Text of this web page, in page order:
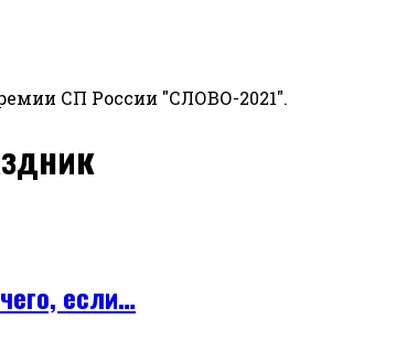
СП России "СЛОВО-2021".
если…